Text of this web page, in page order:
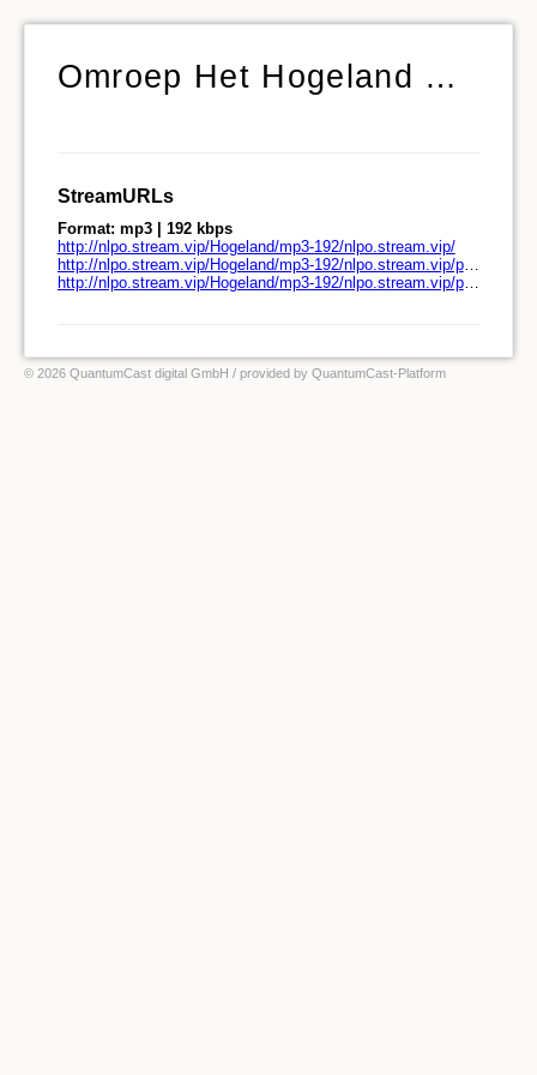
Omroep Het Hogeland Radio
StreamURLs
Format: mp3 | 192 kbps
http://nlpo.stream.vip/Hogeland/mp3-192/nlpo.stream.vip/
http://nlpo.stream.vip/Hogeland/mp3-192/nlpo.stream.vip/play.pls
http://nlpo.stream.vip/Hogeland/mp3-192/nlpo.stream.vip/play.m3u
© 2026 QuantumCast digital GmbH / provided by QuantumCast-Platform